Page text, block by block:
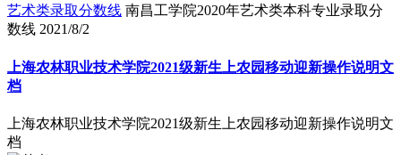
艺术类录取分数线 南昌工学院2020年艺术类本科专业录取分
数线 2021/8/2
上海农林职业技术学院2021级新生上农园移动迎新操作说明文
档
上海农林职业技术学院2021级新生上农园移动迎新操作说明文
档